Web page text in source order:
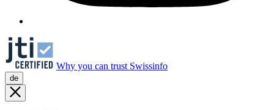
Why you can trust Swissinfo
de